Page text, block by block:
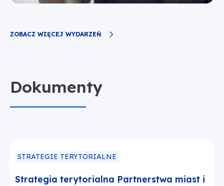
ZOBACZ WIĘCEJ WYDARZEŃ
Dokumenty
STRATEGIE TERYTORIALNE
Strategia terytorialna Partnerstwa miast i